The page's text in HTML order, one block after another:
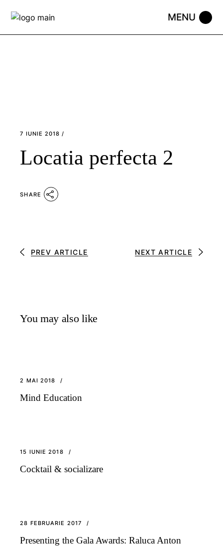
the
7 IUNIE 2018
Locatia perfecta 2
SHARE
PREV ARTICLE NEXT ARTICLE
You may also like
2 MAI 2018
Mind Education
15 IUNIE 2018
Cocktail & socializare
28 FEBRUARIE 2017
Presenting the Gala Awards: Raluca Anton